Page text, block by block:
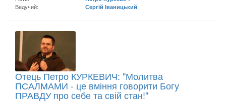
Ведучий:
Сергій Іваницький
Отець Петро КУРКЕВИЧ: "Молитва
ПСАЛМАМИ - це вміння говорити Богу
ПРАВДУ про себе та свій стан!"